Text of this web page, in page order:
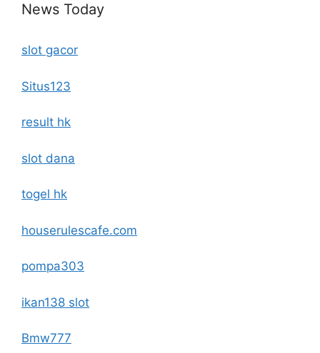
News Today
slot gacor
Situs123
result hk
slot dana
togel hk
houserulescafe.com
pompa303
ikan138 slot
Bmw777